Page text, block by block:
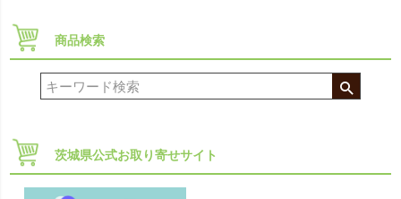
商品検索
茨城県公式お取り寄せサイト